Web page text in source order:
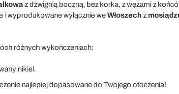
z dźwignią boczną, bez korka, z wężami z
i wyprodukowane wyłącznie weWłoszech z
różnych wykończeniach:
nikiel.
najlepiej dopasowane do Twojego otoczenia!